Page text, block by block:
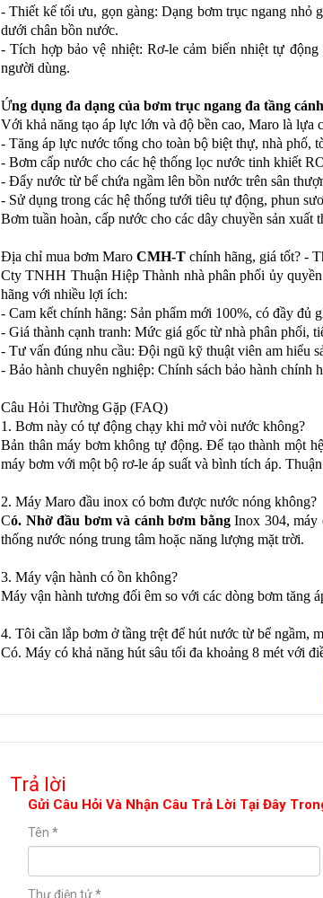
- Thiết kế tối ưu, gọn gàng: Dạng bơm trục ngang nhỏ
dưới chân bồn nước.
- Tích hợp bảo vệ nhiệt: Rơ-le cảm biến nhiệt tự
người dùng.
Ứng dụng đa dạng của bơm trục ngang đa tầng
Với khả năng tạo áp lực lớn và độ bền cao, Maro là lựa
- Tăng áp lực nước tổng cho toàn bộ biệt thự, nhà phố,
- Bơm cấp nước cho các hệ thống lọc nước tinh khiết
- Đẩy nước từ bể chứa ngầm lên bồn nước trên sân
- Sử dụng trong các hệ thống tưới tiêu tự động, phun
Bơm tuần hoàn, cấp nước cho các dây chuyền sản
Địa chỉ mua bơm Maro CMH-T chính hãng, giá tốt? -
Cty TNHH Thuận Hiệp Thành nhà phân phối ủy
hãng với nhiều lợi ích:
- Cam kết chính hãng: Sản phẩm mới 100%, có đầy đủ
- Giá thành cạnh tranh: Mức giá gốc từ nhà phân phối,
- Tư vấn đúng nhu cầu: Đội ngũ kỹ thuật viên am hiểu
- Bảo hành chuyên nghiệp: Chính sách bảo hành chính
Câu Hỏi Thường Gặp (FAQ)
1. Bơm này có tự động chạy khi mở vòi nước không?
Bản thân máy bơm không tự động. Để tạo thành một
máy bơm với một bộ rơ-le áp suất và bình tích áp.
2. Máy Maro đầu inox có bơm được nước nóng không?
Có. Nhờ đầu bơm và cánh bơm bằngInox 304, máy
thống nước nóng trung tâm hoặc năng lượng mặt trời.
3. Máy vận hành có ồn không?
Máy vận hành tương đối êm so với các dòng bơm tăng
4. Tôi cần lắp bơm ở tầng trệt để hút nước từ bể ngầm,
Có. Máy có khả năng hút sâu tối đa khoảng 8 mét với
Trả lời
Gửi Câu Hỏi Và Nhận Câu Trả Lời Tại Đây
Tên *
Thư điện tử*